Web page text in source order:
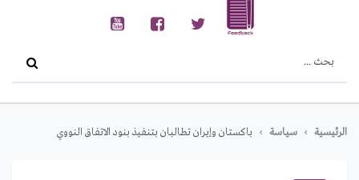
الرئيسية سياسة باكستان وإيران تطالبان بتنفيذ بنود الاتفاق النووي